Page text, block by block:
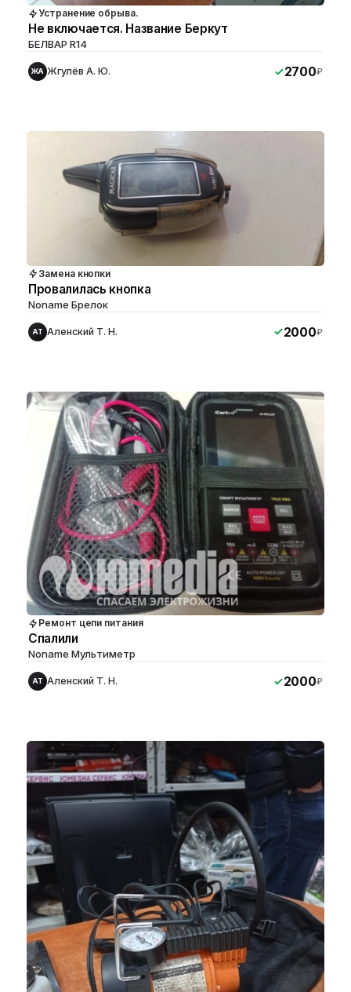
Устранение обрыва.
Не включается. Название Беркут
БЕЛВАР R14
ЖА Жгулёв А. Ю. 2700₽
Замена кнопки
Провалилась кнопка
Noname Брелок
АТ Аленский Т. Н. 2000₽
Ремонт цепи питания
Спалили
Noname Мультиметр
АТ Аленский Т. Н. 2000₽